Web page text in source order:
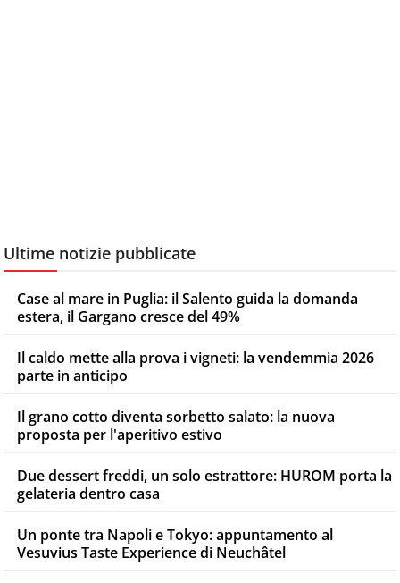
Ultime notizie pubblicate
Case al mare in Puglia: il Salento guida la domanda
estera, il Gargano cresce del 49%
Il caldo mette alla prova i vigneti: la vendemmia 2026
parte in anticipo
Il grano cotto diventa sorbetto salato: la nuova
proposta per l'aperitivo estivo
Due dessert freddi, un solo estrattore: HUROM porta la
gelateria dentro casa
Un ponte tra Napoli e Tokyo: appuntamento al
Vesuvius Taste Experience di Neuchâtel